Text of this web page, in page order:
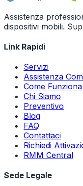
Assistenza
dispositivi mobili.
Link Rapidi
Servizi
Assistenza
Come Funziona
Chi Siamo
Preventivo
Blog
FAQ
Contattaci
Richiedi
RMM Central
Sede Legale